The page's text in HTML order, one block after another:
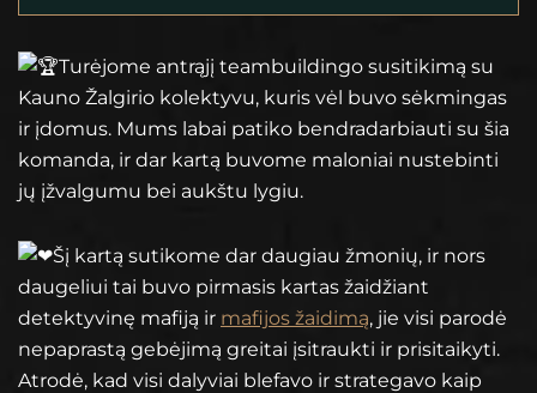
Turėjome antrąjį teambuildingo susitikimą su
Kauno Žalgirio kolektyvu, kuris vėl buvo sėkmingas
ir įdomus. Mums labai patiko bendradarbiauti su šia
komanda, ir dar kartą buvome maloniai nustebinti
jų įžvalgumu bei aukštu lygiu.
Šį kartą sutikome dar daugiau žmonių, ir nors
daugeliui tai buvo pirmasis kartas žaidžiant
detektyvinę mafiją ir mafijos žaidimą, jie visi parodė
nepaprastą gebėjimą greitai įsitraukti ir prisitaikyti.
Atrodė, kad visi dalyviai blefavo ir strategavo kaip